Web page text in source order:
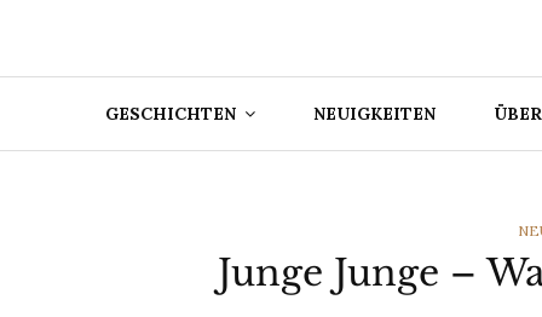
GESCHICHTEN NEUIGKEITEN
Junge Junge –